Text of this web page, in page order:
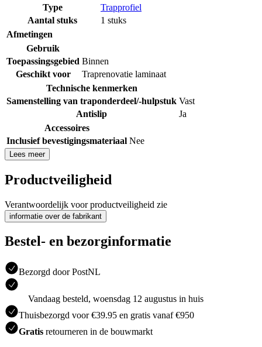
Type
Trapprofiel
Aantal stuks
1 stuks
Afmetingen
Gebruik
Toepassingsgebied Binnen
Geschikt voor
Traprenovatie laminaat
Technische kenmerken
Samenstelling van traponderdeel/-hulpstuk Vast
Antislip
Ja
Accessoires
Inclusief bevestigingsmateriaal Nee
Lees meer
Productveiligheid
Verantwoordelijk voor productveiligheid zie
informatie over de fabrikant
Bestel- en bezorginformatie
Bezorgd door PostNL
Vandaag besteld, woensdag 12 augustus in huis
Thuisbezorgd voor €39.95 en gratis vanaf €950
Gratis retourneren in de bouwmarkt